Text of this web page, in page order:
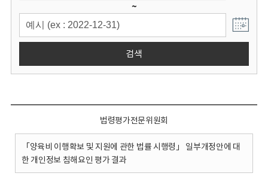
~
검색
법령평가전문위원회
「양육비 이행확보 및 지원에 관한 법률 시행령」 일부개정안에 대
한 개인정보 침해요인 평가 결과